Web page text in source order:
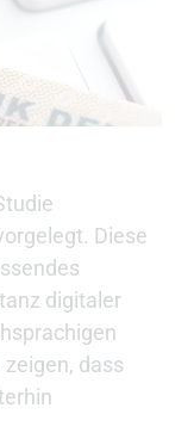
Diese
digitaler
zeigen, dass